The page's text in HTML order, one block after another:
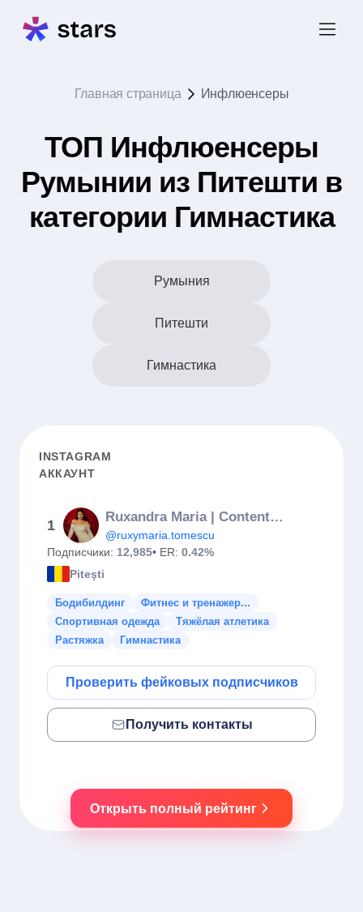
Главная страница Инфлюенсеры
ТОП Инфлюенсеры
Румынии из Питешти в
категории Гимнастика
Румыния
Питешти
Гимнастика
INSTAGRAM
АККАУНТ
1
Ruxandra Maria | Content Creator
@ruxymaria.tomescu
Подписчики: 12,985• ER: 0.42%
Piteşti
Бодибилдинг
Фитнес и тренажер...
Спортивная одежда
Тяжёлая атлетика
Растяжка
Гимнастика
Проверить фейковых подписчиков
Получить контакты
Открыть полный рейтинг